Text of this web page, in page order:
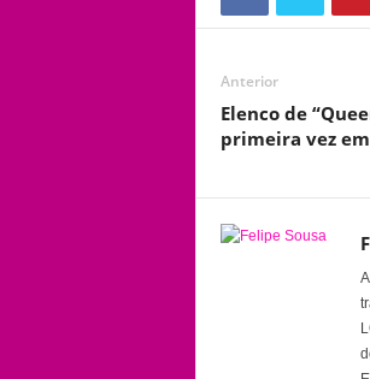
Anterior
Elenco de
primeira vez